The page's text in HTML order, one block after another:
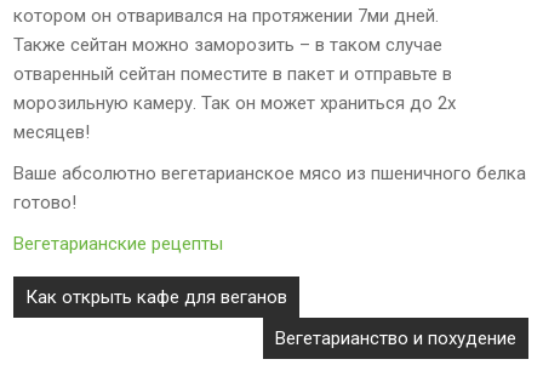
котором он отваривался на протяжении 7ми дней.
Также сейтан можно заморозить – в таком случае
отваренный сейтан поместите в пакет и отправьте в
морозильную камеру. Так он может храниться до 2х
месяцев!
Ваше абсолютно вегетарианское мясо из пшеничного белка
готово!
Вегетарианские рецепты
Навигация
по
Как открыть кафе для веганов
Вегетарианство и похудение